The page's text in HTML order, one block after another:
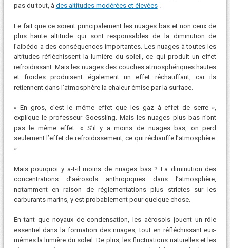
pas du tout, à des altitudes modérées et élevées.
Le fait que ce soient principalement les nuages ​​bas et non ceux de
plus haute altitude qui sont responsables de la diminution de
l’albédo a des conséquences importantes. Les nuages ​​à toutes les
altitudes réfléchissent la lumière du soleil, ce qui produit un effet
refroidissant. Mais les nuages ​​des couches atmosphériques hautes
et froides produisent également un effet réchauffant, car ils
retiennent dans l’atmosphère la chaleur émise par la surface.
« En gros, c’est le même effet que les gaz à effet de serre »,
explique le professeur Goessling. Mais les nuages ​​plus bas n’ont
pas le même effet. « S’il y a moins de nuages ​​bas, on perd
seulement l’effet de refroidissement, ce qui réchauffe l’atmosphère.
»
Mais pourquoi y a-t-il moins de nuages ​​bas ? La diminution des
concentrations d’aérosols anthropiques dans l’atmosphère,
notamment en raison de réglementations plus strictes sur les
carburants marins, y est probablement pour quelque chose.
En tant que noyaux de condensation, les aérosols jouent un rôle
essentiel dans la formation des nuages, tout en réfléchissant eux-
mêmes la lumière du soleil. De plus, les fluctuations naturelles et les